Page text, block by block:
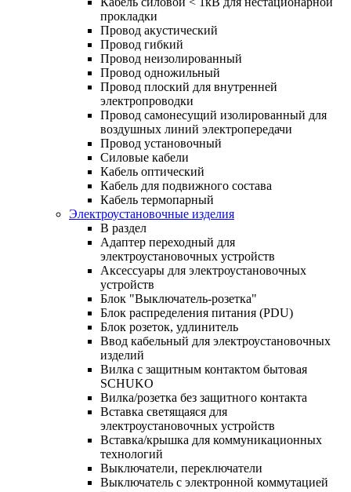
прокладки
Провод акустический
Провод гибкий
Провод неизолированный
Провод одножильный
Провод плоский для внутренней
электропроводки
Провод самонесущий изолированный для
воздушных линий электропередачи
Провод установочный
Силовые кабели
Кабель оптический
Кабель для подвижного состава
Кабель термопарный
Электроустановочные изделия
В раздел
Адаптер переходный для
электроустановочных устройств
Аксессуары для электроустановочных
устройств
Блок "Выключатель-розетка"
Блок распределения питания (PDU)
Блок розеток, удлинитель
Ввод кабельный для электроустановочных
изделий
Вилка с защитным контактом бытовая
SCHUKO
Вилка/розетка без защитного контакта
Вставка светящаяся для
электроустановочных устройств
Вставка/крышка для коммуникационных
технологий
Выключатели, переключатели
Выключатель с электронной коммутацией